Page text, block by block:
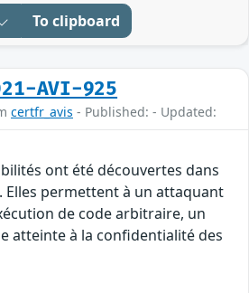
To clipboard
AVI-925
certfr_avis - Published: - Updated:
ont été découvertes dans
Elles permettent à un attaquant
de code arbitraire, un
atteinte à la confidentialité des